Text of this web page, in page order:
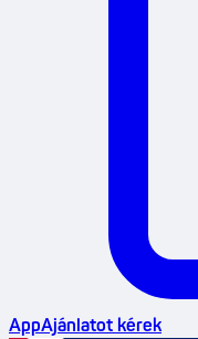
AppAjánlatot kérek